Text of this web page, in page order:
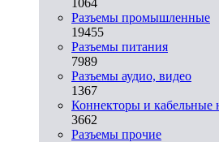
Разъeмы промышленные
19455
Разъeмы питания
7989
Разъeмы аудио, видео
1367
Коннекторы и кабельные
3662
Разъeмы прочие